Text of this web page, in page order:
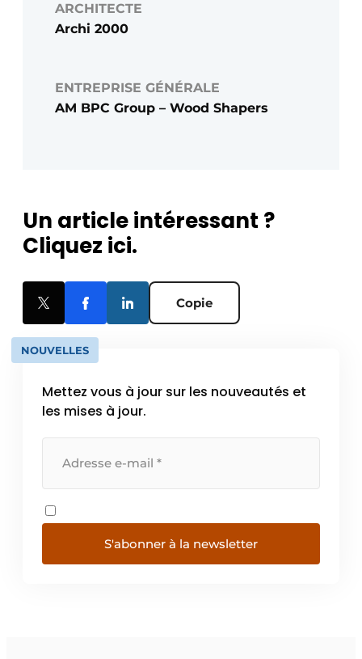
ARCHITECTE
Archi 2000
ENTREPRISE GÉNÉRALE
AM BPC Group – Wood Shapers
Un article intéressant ?
Cliquez ici.
Copie
NOUVELLES
Mettez vous à jour sur les nouveautés et
les mises à jour.
S'abonner à la newsletter